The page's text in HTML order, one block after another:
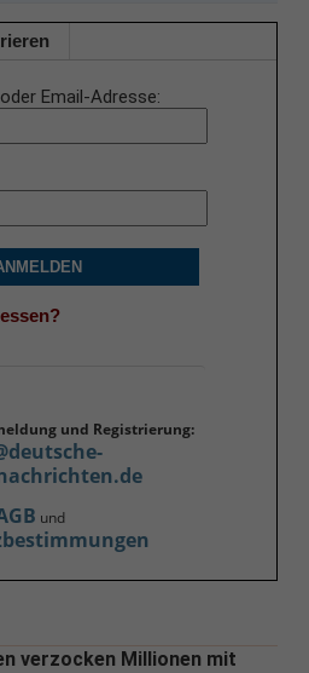
Email-Adresse
und Registrierung:
und
verzocken Millionen mit